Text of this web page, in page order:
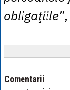
obligaţiile”
Comentarii